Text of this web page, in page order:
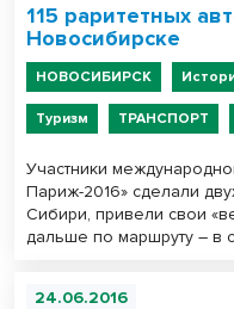
115 раритетных
Новосибирске
НОВОСИБИРСК
Туризм ТРАНСПОРТ
Участники
Париж-2016» сделали
Сибири, привели свои
дальше по маршруту – в
24.06.2016